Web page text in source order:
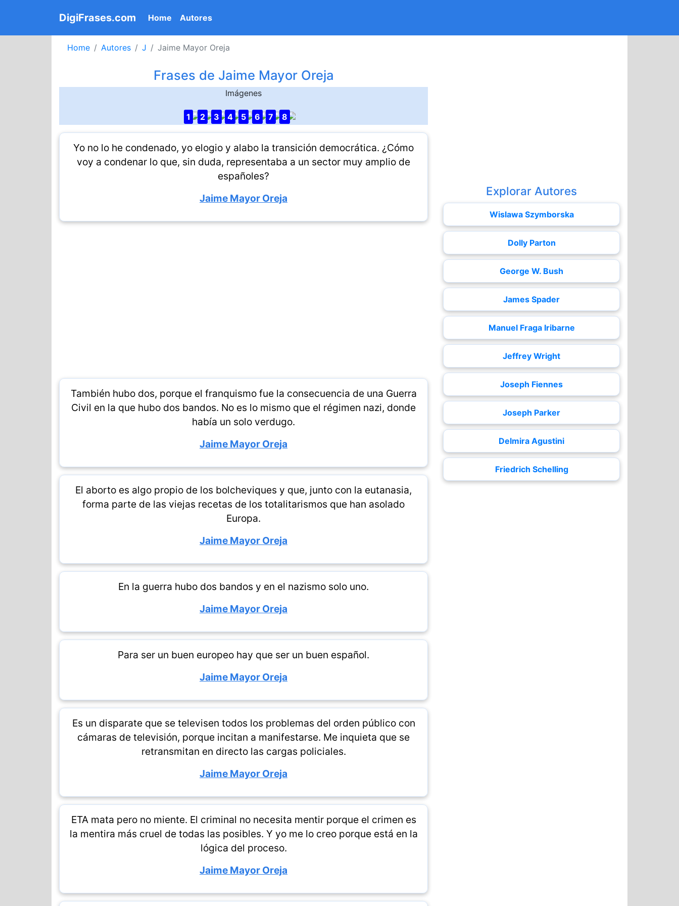
DigiFrases.com Home (current)
Autores
Home Autores J Jaime Mayor Oreja
Frases de Jaime Mayor Oreja
Imágenes
1 2 3 4 5 6 7 8
Yo no lo he condenado, yo elogio y alabo la transición democrática. ¿Cómo
voy a condenar lo que, sin duda, representaba a un sector muy amplio de
españoles?
Jaime Mayor Oreja
También hubo dos, porque el franquismo fue la consecuencia de una Guerra
Civil en la que hubo dos bandos. No es lo mismo que el régimen nazi, donde
había un solo verdugo.
Jaime Mayor Oreja
El aborto es algo propio de los bolcheviques y que, junto con la eutanasia,
forma parte de las viejas recetas de los totalitarismos que han asolado
Europa.
Jaime Mayor Oreja
En la guerra hubo dos bandos y en el nazismo solo uno.
Jaime Mayor Oreja
Para ser un buen europeo hay que ser un buen español.
Jaime Mayor Oreja
Es un disparate que se televisen todos los problemas del orden público con
cámaras de televisión, porque incitan a manifestarse. Me inquieta que se
retransmitan en directo las cargas policiales.
Jaime Mayor Oreja
ETA mata pero no miente. El criminal no necesita mentir porque el crimen es
la mentira más cruel de todas las posibles. Y yo me lo creo porque está en la
lógica del proceso.
Jaime Mayor Oreja
Explorar Autores
Wislawa Szymborska
Dolly Parton
George W. Bush
James Spader
Manuel Fraga Iribarne
Jeffrey Wright
Joseph Fiennes
Joseph Parker
Delmira Agustini
Friedrich Schelling